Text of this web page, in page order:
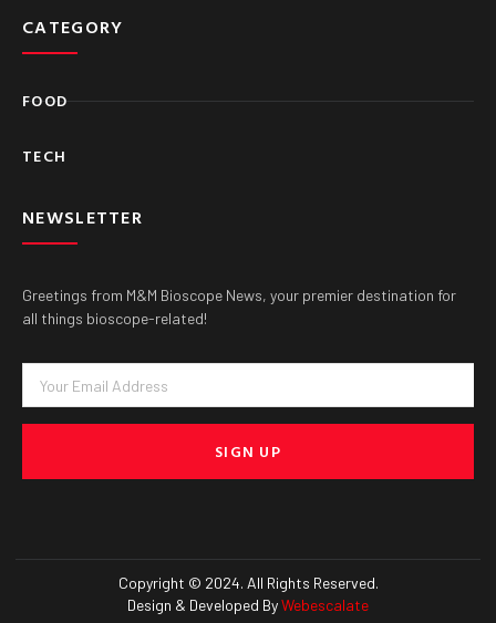
CATEGORY
FOOD
TECH
NEWSLETTER
Greetings from M&M Bioscope News, your premier destination for
all things bioscope-related!
Email
SIGN UP
Copyright © 2024. All Rights Reserved.
Design & Developed ByWebescalate